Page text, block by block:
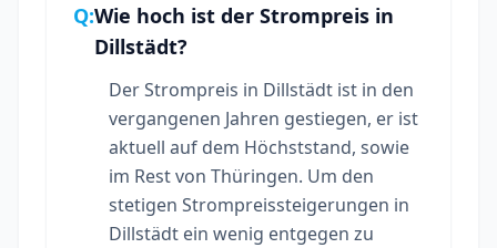
Q:Wie hoch ist der Strompreis in
Dillstädt?
Der Strompreis in Dillstädt ist in den
vergangenen Jahren gestiegen, er ist
aktuell auf dem Höchststand, sowie
im Rest von Thüringen. Um den
stetigen Strompreissteigerungen in
Dillstädt ein wenig entgegen zu